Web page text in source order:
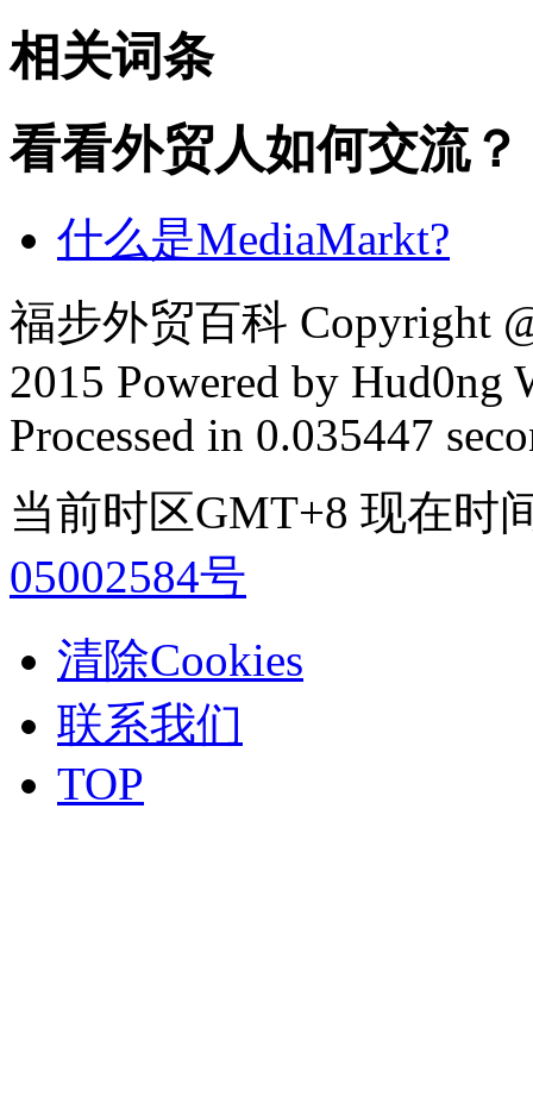
相关词条
看看外贸人如何交流？
什么是MediaMarkt?
福步外贸百科 Copyright
2015 Powered by Hud0ng
Processed in 0.035447
当前时区GMT+8 现在时
05002584号
清除Cookies
联系我们
TOP